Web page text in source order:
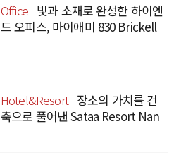
Office 빛과 소재로 완성한 하이엔
드 오피스, 마이애미 830 Brickell
Hotel&Resort 장소의 가치를 건
축으로 풀어낸 Sataa Resort Nan